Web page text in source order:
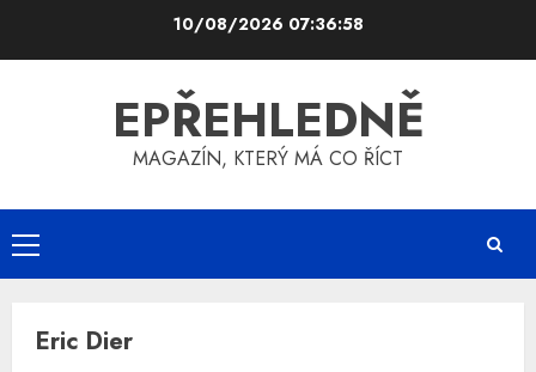
10/08/2026 07:36:58
EPŘEHLEDNĚ
MAGAZÍN, KTERÝ MÁ CO ŘÍCT
Primary
Menu
Eric Dier